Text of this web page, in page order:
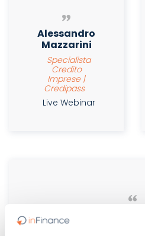
Alessandro
Mazzarini
Specialista
Credito
Imprese |
Credipass
Live Webinar
approfondimenti su casi